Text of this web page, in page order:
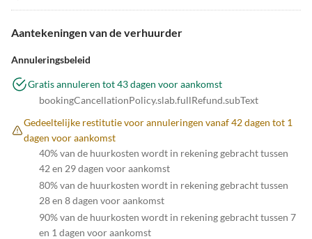
Aantekeningen van de verhuurder
Annuleringsbeleid
Gratis annuleren tot 43 dagen voor aankomst
bookingCancellationPolicy.slab.fullRefund.subText
Gedeeltelijke restitutie voor annuleringen vanaf 42 dagen tot 1
dagen voor aankomst
40% van de huurkosten wordt in rekening gebracht tussen
42 en 29 dagen voor aankomst
80% van de huurkosten wordt in rekening gebracht tussen
28 en 8 dagen voor aankomst
90% van de huurkosten wordt in rekening gebracht tussen 7
en 1 dagen voor aankomst